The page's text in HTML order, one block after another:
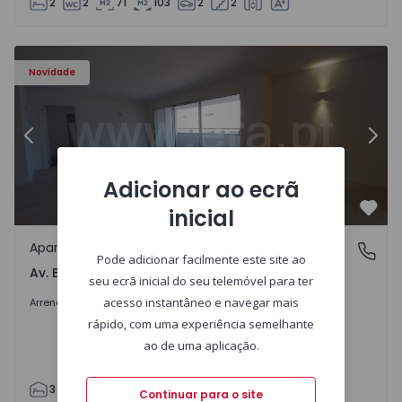
Novidade
Apartamento T3 Porto, Av. Boavista - 1575472 - 5
Anterior
Av. Boavista, Porto
Apartamento
Av. Boavista, Porto
Arrendar 2.300 €/mês
3 142 2 4
Adicionar ao ecrã
inicial
Pode adicionar facilmente este site ao
seu ecrã inicial do seu telemóvel para ter
acesso instantâneo e navegar mais
rápido, com uma experiência semelhante
ao de uma aplicação.
Continuar para o site